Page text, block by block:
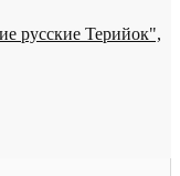
русские Терийок",